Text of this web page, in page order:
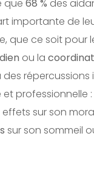
que 68 % des
importante de
que ce soit pour
ou la
répercussions
professionnelle :
effets sur son
sur son sommeil